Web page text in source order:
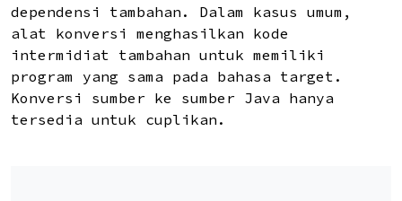
dependensi tambahan. Dalam kasus umum,
alat konversi menghasilkan kode
intermidiat tambahan untuk memiliki
program yang sama pada bahasa target.
Konversi sumber ke sumber Java hanya
tersedia untuk cuplikan.